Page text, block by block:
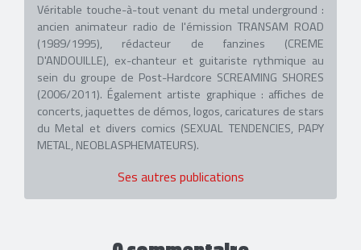
Véritable touche-à-tout venant du metal underground :
ancien animateur radio de l'émission TRANSAM ROAD
(1989/1995), rédacteur de fanzines (CREME
D'ANDOUILLE), ex-chanteur et guitariste rythmique au
sein du groupe de Post-Hardcore SCREAMING SHORES
(2006/2011). Également artiste graphique : affiches de
concerts, jaquettes de démos, logos, caricatures de stars
du Metal et divers comics (SEXUAL TENDENCIES, PAPY
METAL, NEOBLASPHEMATEURS).
Ses autres publications